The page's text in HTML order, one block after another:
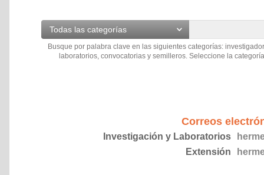
Todas las categorías
Busque por palabra clave en las siguientes categorías:
laboratorios, convocatorias y semilleros. Seleccione la
Correos
Investigación y Laboratorios
Extensión